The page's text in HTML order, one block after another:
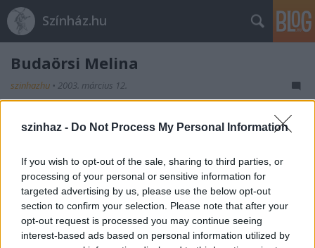
szinhaz - Do Not Process My Personal Information
If you wish to opt-out of the sale, sharing to third parties, or
processing of your personal or sensitive information for
targeted advertising by us, please use the below opt-out
section to confirm your selection. Please note that after your
opt-out request is processed you may continue seeing
interest-based ads based on personal information utilized by
Színház.hu
Budaörsi Melina
szinhazhu • 2003. március 12.
NSZ  2003. március 12.  Szerző: R. V. Kincses Veronika
lesz a legközelebbi vendége a Budaörsi Játékszín
rendezvényének. Az operaénekesnővel március 14-
én a közösségi házban (Lévai u. 34.) Éless Béla
direktor beszélget; a jegyek ára a csésze kapucsínót
is…
Garasos tragédia a Nemzetiben